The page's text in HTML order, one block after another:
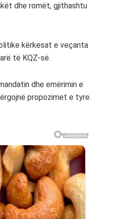
dhe romët, gjithashtu
kërkesat e veçanta
të KQZ-së.
dhe emërimin e
propozimet e tyre.